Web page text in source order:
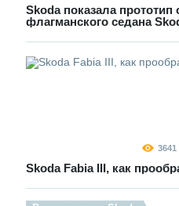
Skoda показала прототип
флагманского седана
3641
Skoda Fabia III, как